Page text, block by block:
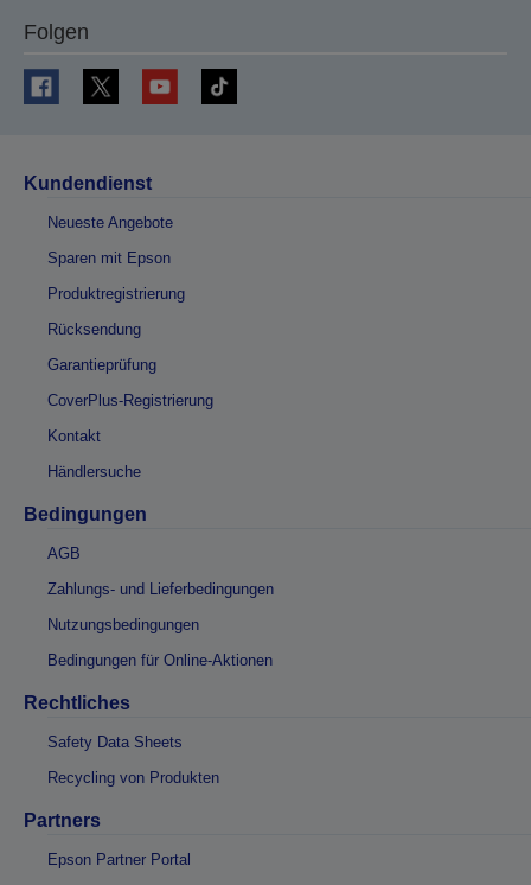
Folgen
Kundendienst
Neueste Angebote
Sparen mit Epson
Produktregistrierung
Rücksendung
Garantieprüfung
CoverPlus-Registrierung
Kontakt
Händlersuche
Bedingungen
AGB
Zahlungs- und Lieferbedingungen
Nutzungsbedingungen
Bedingungen für Online-Aktionen
Rechtliches
Safety Data Sheets
Recycling von Produkten
Partners
Epson Partner Portal